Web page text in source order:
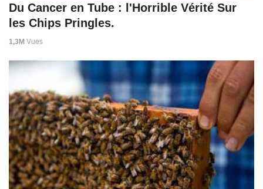
Du Cancer en Tube : l'Horrible Vérité Sur
les Chips Pringles.
1,3M Vues